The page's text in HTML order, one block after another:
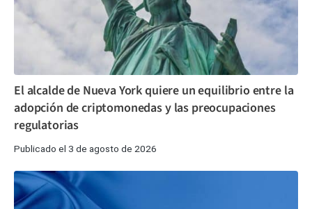
El alcalde de Nueva York quiere un equilibrio entre la
adopción de criptomonedas y las preocupaciones
regulatorias
Publicado el 3 de agosto de 2026